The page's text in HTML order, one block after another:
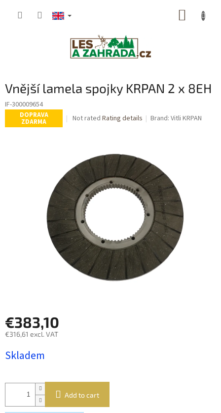
Vnější lamela spojky KRPAN 2 x 8EH
IF-300009654
DOPRAVA
ZDARMA
The
0,0
out
of
5
stars.
Not rated Rating details Brand:Vitli KRPAN
€383,10
€316,61 excl. VAT
price:
Skladem
Add to cart